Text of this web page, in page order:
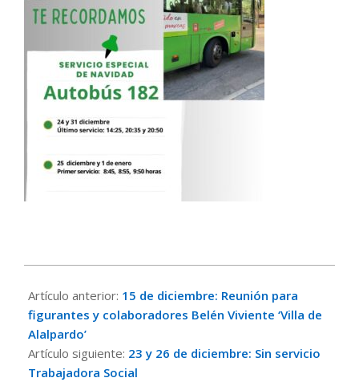
12-
18
Artículo anterior: 15 de diciembre: Reunión para
figurantes y colaboradores Belén Viviente ‘Villa de
Alalpardo’
Artículo siguiente: 23 y 26 de diciembre: Sin servicio
Trabajadora Social